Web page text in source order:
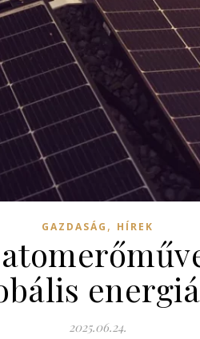
GAZDASÁG , HÍREK
2025.06.24.